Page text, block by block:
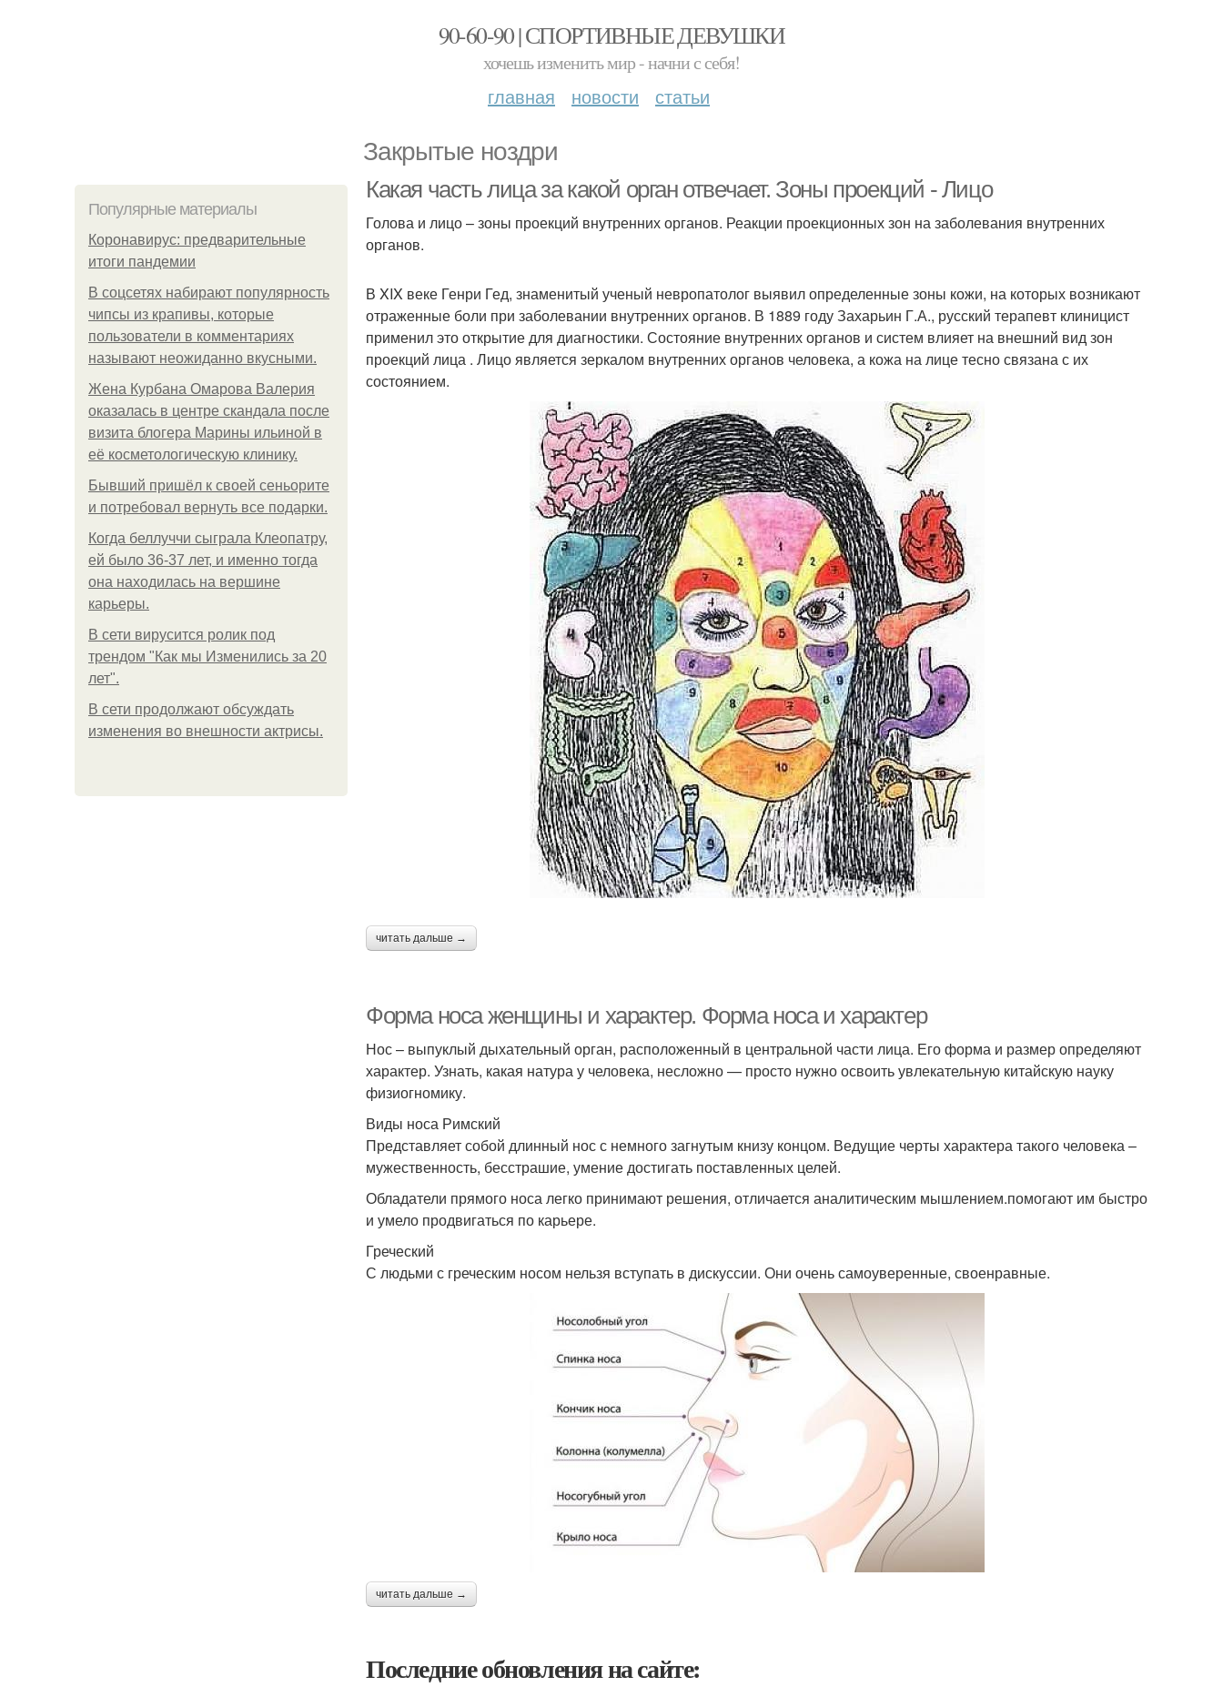
90-60-90 | СПОРТИВНЫЕ ДЕВУШКИ
хочешь изменить мир - начни с себя!
главная новости статьи
Закрытые ноздри
Популярные материалы
Коронавирус: предварительные
итоги пандемии
В соцсетях набирают популярность
чипсы из крапивы, которые
пользователи в комментариях
называют неожиданно вкусными.
Жена Курбана Омарова Валерия
оказалась в центре скандала после
визита блогера Марины ильиной в
её косметологическую клинику.
Бывший пришёл к своей сеньорите
и потребовал вернуть все подарки.
Когда беллуччи сыграла Клеопатру,
ей было 36-37 лет, и именно тогда
она находилась на вершине
карьеры.
В сети вирусится ролик под
трендом "Как мы Изменились за 20
лет".
В сети продолжают обсуждать
изменения во внешности актрисы.
Какая часть лица за какой орган отвечает. Зоны проекций - Лицо
Голова и лицо – зоны проекций внутренних органов. Реакции проекционных зон на заболевания внутренних
органов.
В XIX веке Генри Гед, знаменитый ученый невропатолог выявил определенные зоны кожи, на которых возникают
отраженные боли при заболевании внутренних органов. В 1889 году Захарьин Г.А., русский терапевт клиницист
применил это открытие для диагностики. Состояние внутренних органов и систем влияет на внешний вид зон
проекций лица . Лицо является зеркалом внутренних органов человека, а кожа на лице тесно связана с их
состоянием.
читать дальше →
Форма носа женщины и характер. Форма носа и характер
Нос – выпуклый дыхательный орган, расположенный в центральной части лица. Его форма и размер определяют
характер. Узнать, какая натура у человека, несложно — просто нужно освоить увлекательную китайскую науку
физиогномику.
Виды носа Римский
Представляет собой длинный нос с немного загнутым книзу концом. Ведущие черты характера такого человека –
мужественность, бесстрашие, умение достигать поставленных целей.
Обладатели прямого носа легко принимают решения, отличается аналитическим мышлением.помогают им быстро
и умело продвигаться по карьере.
Греческий
С людьми с греческим носом нельзя вступать в дискуссии. Они очень самоуверенные, своенравные.
читать дальше →
Последние обновления на сайте: